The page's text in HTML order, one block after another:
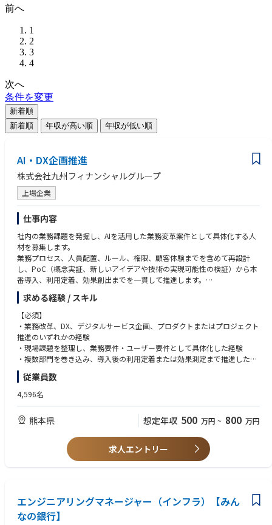
前へ
1
2
3
4
次へ
条件を変更
新着順
新着順
年収が高い順 年収が低い順
AI・DX企画推進
株式会社九州フィナンシャルグループ
上場企業
仕事内容
社内の業務課題を発掘し、AIを活用した業務変革案件として具体化する人
材を募集します。
業務プロセス、人員配置、ルール、権限、顧客体験までを含めて再設計
し、PoC（概念実証、新しいアイデアや技術の実現可能性の検証）から本
番導入、利用定着、効果創出までを一貫して推進します。
【具体的には】
・生成AI・デジタル技術を活用した企画・実行
・全部門・グループ横断の課題整理
・業務要件・ユーザー要件の整理
・PoC、本番導入、利用拡大までのプロジェクト・プロダクト管理
・研修企画・実施、利用定着、チェンジマネジメント
求める経験 / スキル
【必須】
・業務改革、DX、デジタルサービス企画、プロダクトまたはプロジェクト
推進のいずれかの経験
・現場課題を整理し、業務要件・ユーザー要件として具体化した経験
・複数部門を巻き込み、導入後の利用定着または効果測定まで推進した経
験
【歓迎】
験
・アジャイル開発、デザイン思考、UX・サービスデザインの実務経験
・組織変革、人材育成、社内コミュニティ運営経験
・金融機関における業務改革またはシステム導入経験
従業員数
4,596名
熊本県 想定年収 500 万円 ~ 800 万円
求人エントリー
エンジニアリングマネージャー（インフラ）【みん
なの銀行】